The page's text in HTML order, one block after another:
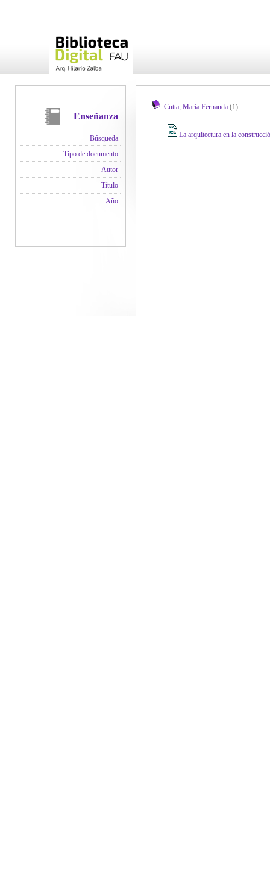
Enseñanza
Búsqueda
Tipo de documento
Autor
Título
Año
Cutta, María Fernanda(1)
La arquitectura en la